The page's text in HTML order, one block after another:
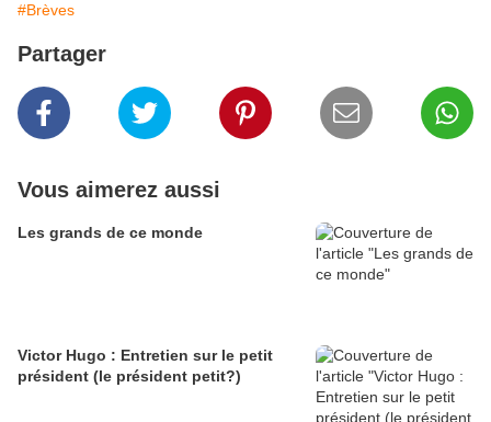
#Brèves
Partager
Vous aimerez aussi
Les grands de ce monde
Victor Hugo : Entretien sur le petit
président (le président petit?)